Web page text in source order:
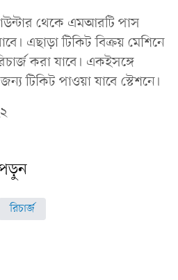
থেকে এমআরটি পাস
এছাড়া টিকিট বিক্রয় মেশিনে
করা যাবে। একইসঙ্গে
টিকিট পাওয়া যাবে স্টেশনে।
রিচার্জ